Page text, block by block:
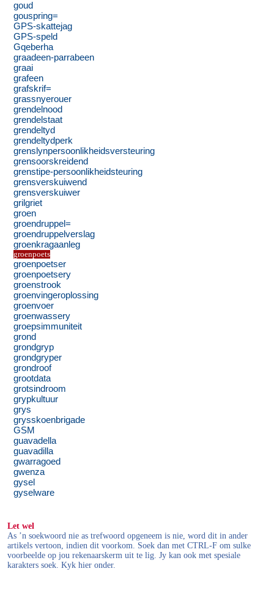
goud
gouspring=
GPS-skattejag
GPS-speld
Gqeberha
graadeen-parrabeen
graai
grafeen
grafskrif=
grassnyerouer
grendelnood
grendelstaat
grendeltyd
grendeltydperk
grenslynpersoonlikheidsversteuring
grensoorskreidend
grenstipe-persoonlikheidsteuring
grensverskuiwend
grensverskuiwer
grilgriet
groen
groendruppel=
groendruppelverslag
groenkragaanleg
groenpoets
groenpoetser
groenpoetsery
groenstrook
groenvingeroplossing
groenvoer
groenwassery
groepsimmuniteit
grond
grondgryp
grondgryper
grondroof
grootdata
grotsindroom
grypkultuur
grys
grysskoenbrigade
GSM
guavadella
guavadilla
gwarragoed
gwenza
gysel
gyselware
Let wel
As ’n soekwoord nie as trefwoord opgeneem is nie, word dit in ander
artikels vertoon, indien dit voorkom. Soek dan met CTRL-F om sulke
voorbeelde op jou rekenaarskerm uit te lig. Jy kan ook met spesiale
karakters soek. Kyk hier onder.